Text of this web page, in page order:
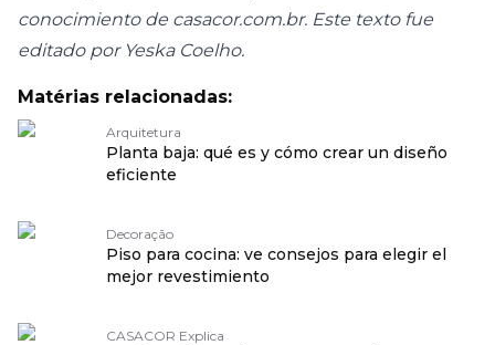
conocimiento de casacor.com.br. Este texto fue
editado por Yeska Coelho.
Matérias relacionadas:
Arquitetura
Planta baja: qué es y cómo crear un diseño
eficiente
Decoração
Piso para cocina: ve consejos para elegir el
mejor revestimiento
CASACOR Explica